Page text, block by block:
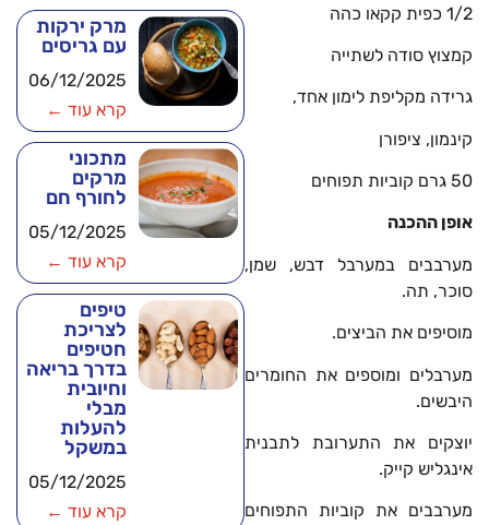
1/2 כפית קקאו כהה
קמצוץ סודה לשתייה
גרידה מקליפת לימון אחד,
קינמון, ציפורן
50 גרם קוביות תפוחים
אופן ההכנה
מערבבים במערבל דבש, שמן,
סוכר, תה.
מוסיפים את הביצים.
מערבלים ומוספים את החומרים
היבשים.
יוצקים את התערובת לתבנית
אינגליש קייק.
מערבבים את קוביות התפוחים
מרק ירקות
עם גריסים
06/12/2025
קרא עוד ←
מתכוני
מרקים
לחורף חם
05/12/2025
קרא עוד ←
טיפים
לצריכת
חטיפים
בדרך בריאה
וחיובית
מבלי
להעלות
במשקל
05/12/2025
קרא עוד ←